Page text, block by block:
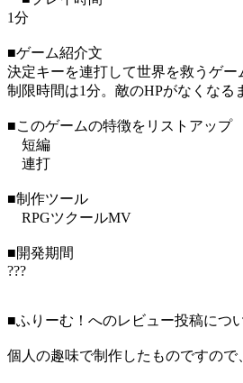
1分
■ゲーム紹介文
決定キーを連打して世界を救うゲー
制限時間は1分。敵のHPがなくなる
■このゲームの特徴をリストアップ
短編
連打
■制作ツール
RPGツクールMV
■開発期間
???
■ふりーむ！へのレビュー投稿につ
個人の趣味で制作したものですので